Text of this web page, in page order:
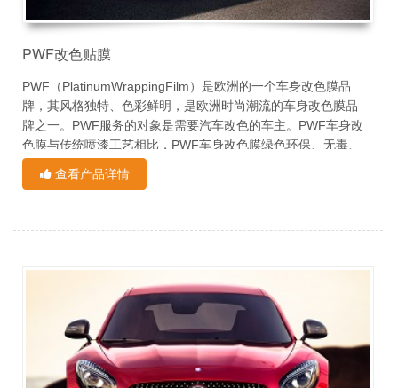
PWF改色贴膜
PWF（PlatinumWrappingFilm）是欧洲的一个车身改色膜品
牌，其风格独特、色彩鲜明，是欧洲时尚潮流的车身改色膜品
牌之一。PWF服务的对象是需要汽车改色的车主。PWF车身改
色膜与传统喷漆工艺相比，PWF车身改色膜绿色环保、无毒、
无异味、无污染，不对人体健康造成影响，同时可以在不伤害
原车漆的情况下，为车身提供持续保护，且达到装饰车身的目
漆等漆面化学改变形成鲜明的对比。PWF车身改色膜早已超越
传统的喷漆工艺。种类多，变化多，颜色齐全，不存在色差，
改装时间短等特点。能够很好的展现车身的线条美，彰显个人
品味和性格。在各种进口膜中，老品牌PWF车身改色膜成为受
欢迎的汽车膜之一。
查看产品详情